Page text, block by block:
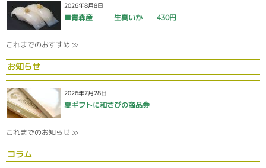
2026年8月8日
■青森産 生真いか 430円
これまでのおすすめ ≫
お知らせ
2026年7月28日
夏ギフトに和さびの商品券
これまでのお知らせ ≫
コラム